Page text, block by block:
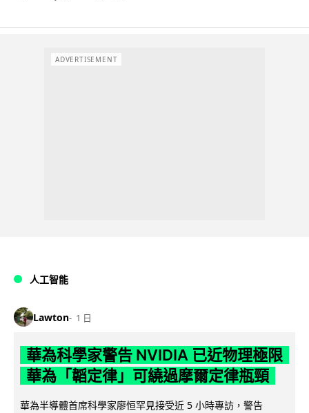
ADVERTISEMENT
人工智能
Lawton 1 日
華為科學家警告 NVIDIA 已近物理極限
華為「韜定律」可繞過摩爾定律瓶頸
華為半導體首席科學家廖恒罕見接受近 5 小時專訪，警告